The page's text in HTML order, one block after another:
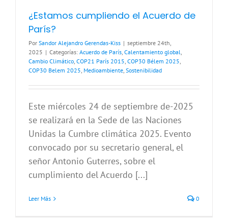
¿Estamos cumpliendo el Acuerdo de
París?
Por Sandor Alejandro Gerendas-Kiss | septiembre 24th,
2025 | Categorías: Acuerdo de París, Calentamiento global,
Cambio Climático, COP21 París 2015, COP30 Bélem 2025,
COP30 Belem 2025, Medioambiente, Sostenibilidad
Este miércoles 24 de septiembre de-2025
se realizará en la Sede de las Naciones
Unidas la Cumbre climática 2025. Evento
convocado por su secretario general, el
señor Antonio Guterres, sobre el
cumplimiento del Acuerdo [...]
Leer Más 0